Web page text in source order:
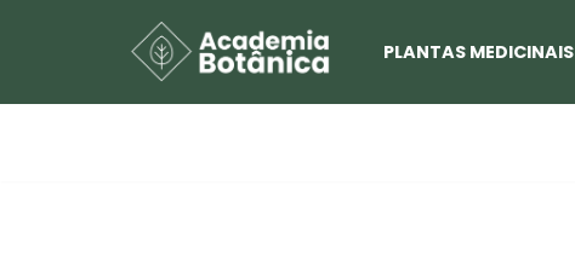
para
PLANTAS MEDICINAIS